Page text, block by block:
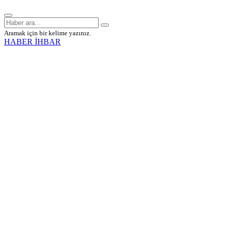
Aramak için bir kelime yazınız.
HABER İHBAR